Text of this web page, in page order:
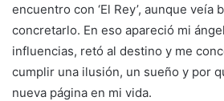
encuentro con ‘El Rey’, aunque veía
concretarlo. En eso apareció mi
influencias, retó al destino y me
cumplir una ilusión, un sueño y por
nueva página en mi vida.